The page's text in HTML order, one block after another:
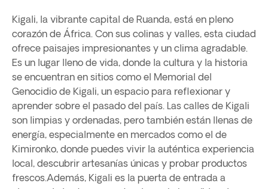
Kigali, la vibrante capital de Ruanda, está en pleno
corazón de África. Con sus colinas y valles, esta ciudad
ofrece paisajes impresionantes y un clima agradable.
Es un lugar lleno de vida, donde la cultura y la historia
se encuentran en sitios como el Memorial del
Genocidio de Kigali, un espacio para reflexionar y
aprender sobre el pasado del país. Las calles de Kigali
son limpias y ordenadas, pero también están llenas de
energía, especialmente en mercados como el de
Kimironko, donde puedes vivir la auténtica experiencia
local, descubrir artesanías únicas y probar productos
frescos.Además, Kigali es la puerta de entrada a